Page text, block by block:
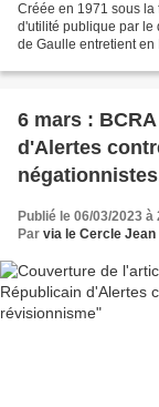
Créée en 1971 sous la
d'utilité publique par le
de Gaulle entretient en
.
6 mars :
d'Alertes
Publié le 06/03/2023 à
Par via le Cercle Jean